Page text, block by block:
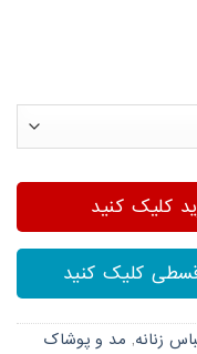
کلیک کنید
کلیک کنید
زنانه, مد و پوشاک